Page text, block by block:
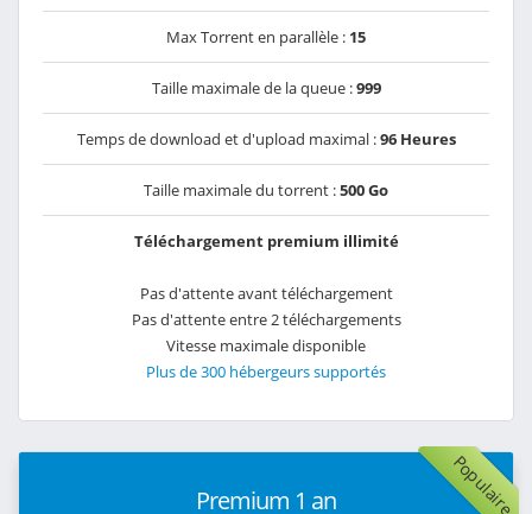
Max Torrent en parallèle : 15
Taille maximale de la queue :999
Temps de download et d'upload maximal :96 Heures
Taille maximale du torrent :500 Go
Téléchargement premium illimité
Pas d'attente avant téléchargement
Pas d'attente entre 2 téléchargements
Vitesse maximale disponible
Plus de 300 hébergeurs supportés
Populaire
Premium 1 an